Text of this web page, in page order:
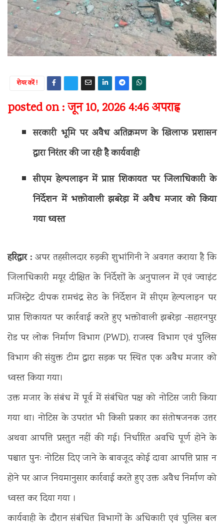
शेयर करें !
posted on : जून 10, 2026 4:46 अपराह्न
सरकारी भूमि पर अवैध अतिक्रमण के खिलाफ प्रशासन
द्वारा निरंतर की जा रही है कार्यवाही
सीएम हेल्पलाइन में प्राप्त शिकायत पर जिलाधिकारी के
निर्देशन में भक्तोवाली झबरेड़ा में अवैध मजार को किया
गया ध्वस्त
हरिद्वार :अपर तहसीलदार रुड़की शुभांगिनी ने अवगत कराया है कि
जिलाधिकारी मयूर दीक्षित के निर्देशों के अनुपालन में एवं ज्वाइंट
मजिस्ट्रेट दीपक रामचंद्र सेठ के निर्देशन में सीएम हेल्पलाइन पर
प्राप्त शिकायत पर कार्रवाई करते हुए भक्तोवाली झबरेड़ा -सहारनपुर
रोड पर लोक निर्माण विभाग (PWD), राजस्व विभाग एवं पुलिस
विभाग की संयुक्त टीम द्वारा सड़क पर स्थित एक अवैध मजार को
ध्वस्त किया गया।
उक्त मजार के संबंध में पूर्व में संबंधित पक्ष को नोटिस जारी किया
गया था। नोटिस के उपरांत भी किसी प्रकार का संतोषजनक उत्तर
अथवा आपत्ति प्रस्तुत नहीं की गई। निर्धारित अवधि पूर्ण होने के
पश्चात पुनः नोटिस दिए जाने के बावजूद कोई दावा आपत्ति प्राप्त न
होने पर आज नियमानुसार कार्रवाई करते हुए उक्त अवैध निर्माण को
ध्वस्त कर दिया गया ।
कार्यवाही के दौरान संबंधित विभागों के अधिकारी एवं पुलिस बल